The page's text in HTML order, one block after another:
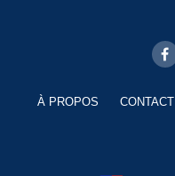
À PROPOS CONTACT